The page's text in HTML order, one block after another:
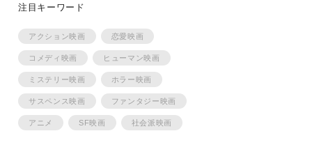
注目キーワード
アクション映画 恋愛映画
コメディ映画 ヒューマン映画
ミステリー映画 ホラー映画
サスペンス映画 ファンタジー映画
アニメ SF映画 社会派映画